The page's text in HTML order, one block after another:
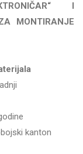
I
MONTIRANJE
kanton